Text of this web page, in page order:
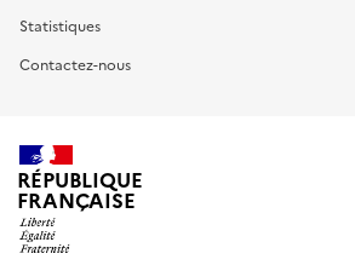
Statistiques
Contactez-nous
RÉPUBLIQUE
FRANÇAISE